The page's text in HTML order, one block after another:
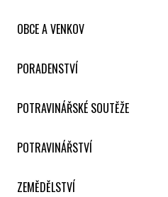
OBCE A VENKOV
PORADENSTVÍ
POTRAVINÁŘSKÉ SOUTĚŽE
POTRAVINÁŘSTVÍ
ZEMĚDĚLSTVÍ